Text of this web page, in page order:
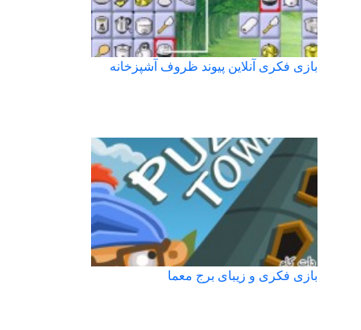
بازی فکری آنلاین پیوند ظروف آشپزخانه
بازی فکری و زیبای برج معما